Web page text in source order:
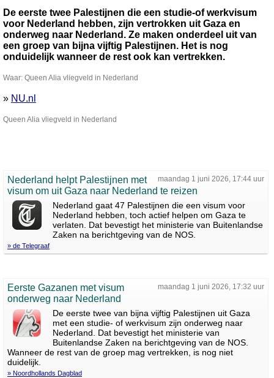
De eerste twee Palestijnen die een studie-of werkvisum
voor Nederland hebben, zijn vertrokken uit Gaza en
onderweg naar Nederland. Ze maken onderdeel uit van
een groep van bijna vijftig Palestijnen. Het is nog
onduidelijk wanneer de rest ook kan vertrekken.
Waar: Queen Alia vliegveld in Nederland
» NU.nl
Queen Alia vliegveld in Nederland
maandag 1 juni 2026, 17:44 uur
Nederland helpt Palestijnen met
visum om uit Gaza naar Nederland te reizen
Nederland gaat 47 Palestijnen die een visum voor
Nederland hebben, toch actief helpen om Gaza te
verlaten. Dat bevestigt het ministerie van Buitenlandse
Zaken na berichtgeving van de NOS.
» de Telegraaf
maandag 1 juni 2026, 17:32 uur
Eerste Gazanen met visum
onderweg naar Nederland
De eerste twee van bijna vijftig Palestijnen uit Gaza
met een studie- of werkvisum zijn onderweg naar
Nederland. Dat bevestigt het ministerie van
Buitenlandse Zaken na berichtgeving van de NOS.
Wanneer de rest van de groep mag vertrekken, is nog niet
duidelijk.
» Noordhollands Dagblad